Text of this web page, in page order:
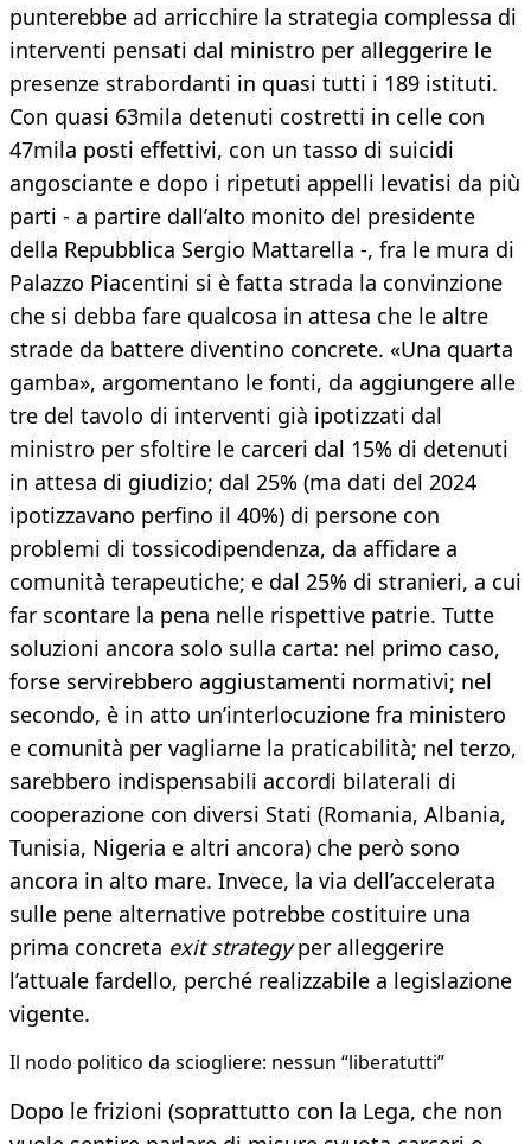
punterebbe ad arricchire la strategia complessa di
interventi pensati dal ministro per alleggerire le
presenze strabordanti in quasi tutti i 189 istituti.
Con quasi 63mila detenuti costretti in celle con
47mila posti effettivi, con un tasso di suicidi
angosciante e dopo i ripetuti appelli levatisi da più
parti - a partire dall’alto monito del presidente
della Repubblica Sergio Mattarella -, fra le mura di
Palazzo Piacentini si è fatta strada la convinzione
che si debba fare qualcosa in attesa che le altre
strade da battere diventino concrete. «Una quarta
gamba», argomentano le fonti, da aggiungere alle
tre del tavolo di interventi già ipotizzati dal
ministro per sfoltire le carceri dal 15% di detenuti
in attesa di giudizio; dal 25% (ma dati del 2024
ipotizzavano perfino il 40%) di persone con
problemi di tossicodipendenza, da affidare a
comunità terapeutiche; e dal 25% di stranieri, a cui
far scontare la pena nelle rispettive patrie. Tutte
soluzioni ancora solo sulla carta: nel primo caso,
forse servirebbero aggiustamenti normativi; nel
secondo, è in atto un’interlocuzione fra ministero
e comunità per vagliarne la praticabilità; nel terzo,
sarebbero indispensabili accordi bilaterali di
cooperazione con diversi Stati (Romania, Albania,
Tunisia, Nigeria e altri ancora) che però sono
ancora in alto mare. Invece, la via dell’accelerata
sulle pene alternative potrebbe costituire una
prima concreta exit strategyper alleggerire
l’attuale fardello, perché realizzabile a legislazione
vigente.
Il nodo politico da sciogliere: nessun “liberatutti”
Dopo le frizioni (soprattutto con la Lega, che non